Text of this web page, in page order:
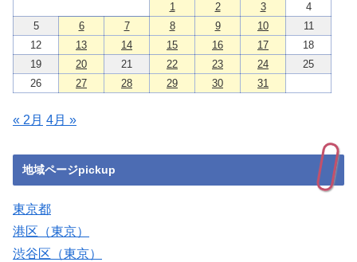
1
2 3
4
5
6 7 8 9 10
11
12
13 14 15 16 17
18
19
20 21 22 23 24
25
26
27 28 29 30 31
« 2月 4月 »
地域ページpickup
東京都
港区（東京）
渋谷区（東京）